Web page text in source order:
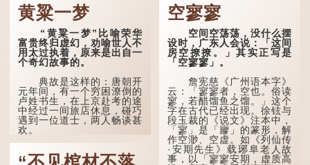
断能力，不会轻易为表象所
迷惑。
孔子在《论语·子罕》
也说：「知者不惑，仁者不
忧，勇者不惧。」「知」与
智慧的「智」相通，四十岁
的男人应已累积足够智慧，
不再对自己的人生感到困
惑、忧虑与恐惧。
到了五十岁，...
在古代，男子一般于二
十岁进行冠礼，冠礼完成后
便是成人，但由于未达壮
年，所以又称「弱冠」。
《礼记·曲礼》明确记载：
「人生十年曰幼，学；二十
曰弱，冠；三十曰壮，有
室。」这说明三十岁...
黄粱一梦
“黄粱一梦”比喻荣华
富贵终归虚幻，劝喻世人不
用太过执着，原来是出自一
个奇幻故事的。
典故是这样的：唐朝开
元年间，有一个穷困潦倒的
卢姓书生，在上京赴考的途
中经过一间旅店休息，碰巧
遇到一位道士，两人畅谈甚
欢。
自己虽贵为读书人，但一直
空寥寥
空间空荡荡，没什么摆
设时，广东人会说：「这间
房空撩撩。」其实正写是
「空寥寥」。
詹宪慈《广州语本字》
云：「寥寥者，空也。俗读
寥，若醋馏鱼之馏。」这个
字在古代已经出现。徐铉与
段玉裁的《说文》注本中，
「寥」是「廫」的篆形，解
作空渺、空虚。如《列仙传
·安期先生》载琊阜老人故
事，以「寥寥安期，虚质高